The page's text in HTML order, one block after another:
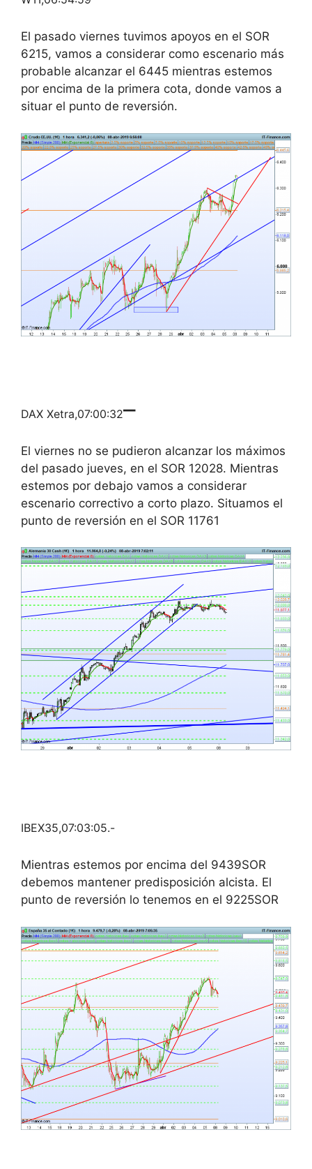
El pasado viernes tuvimos apoyos en el SOR
6215, vamos a considerar como escenario más
probable alcanzar el 6445 mientras estemos
por encima de la primera cota, donde vamos a
situar el punto de reversión.
DAX Xetra,07:00:32–
El viernes no se pudieron alcanzar los máximos
del pasado jueves, en el SOR 12028. Mientras
estemos por debajo vamos a considerar
escenario correctivo a corto plazo. Situamos el
punto de reversión en el SOR 11761
IBEX35,07:03:05.-
Mientras estemos por encima del 9439SOR
debemos mantener predisposición alcista. El
punto de reversión lo tenemos en el 9225SOR